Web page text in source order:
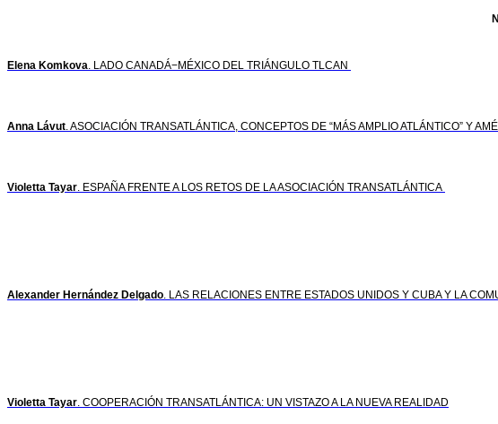
Elena Komkova. LADO CANADÁ−MÉXICO DEL TRIÁNGULO TLCAN
Anna Lávut. ASOCIACIÓN TRANSATLÁNTICA, CONCEPTOS DE “MÁS AMPLIO ATLÁNTICO” Y
Violetta Tayar. ESPAÑA FRENTE A LOS RETOS DE LA ASOCIACIÓN TRANSATLÁNTICA
Alexander Hernández Delgado. LAS RELACIONES ENTRE ESTADOS UNIDOS Y CUBA Y LA
Violetta Tayar. COOPERACIÓN TRANSATLÁNTICA: UN VISTAZO A LA NUEVA REALIDAD